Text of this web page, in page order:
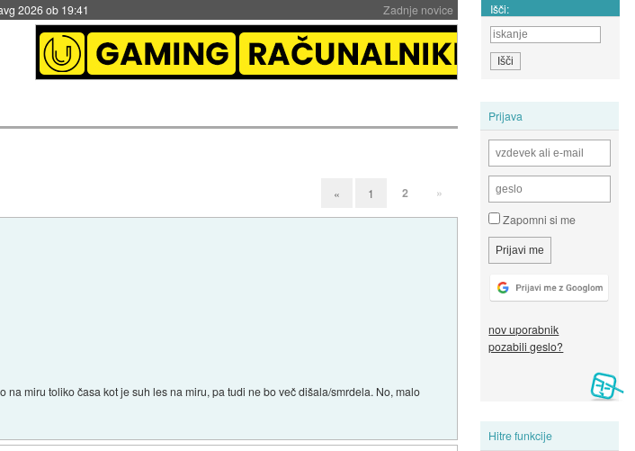
Zadnje novice
2026 ob 19:41 Išči:
Prijava
Zapomni si me
nov uporabnik
pozabili geslo?
Hitre funkcije
« 1 2 »
miru toliko časa kot je suh les na miru, pa tudi ne bo več dišala/smrdela. No, malo